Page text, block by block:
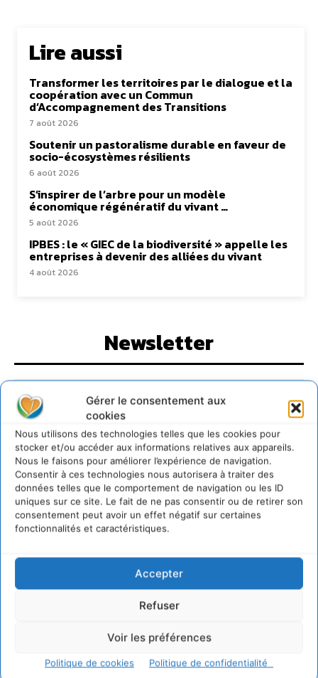
Gérer le consentement aux
cookies
Nous utilisons des technologies telles que les cookies pour
stocker et/ou accéder aux informations relatives aux appareils.
Nous le faisons pour améliorer l’expérience de navigation.
Consentir à ces technologies nous autorisera à traiter des
données telles que le comportement de navigation ou les ID
uniques sur ce site. Le fait de ne pas consentir ou de retirer son
consentement peut avoir un effet négatif sur certaines
fonctionnalités et caractéristiques.
Accepter
Refuser
Voir les préférences
Politique de cookies Politique de confidentialité
Lire aussi
Transformer les territoires par le dialogue et la
coopération avec un Commun
d’Accompagnement des Transitions
7 août 2026
Soutenir un pastoralisme durable en faveur de
socio-écosystèmes résilients
6 août 2026
S’inspirer de l’arbre pour un modèle
économique régénératif du vivant …
5 août 2026
IPBES : le « GIEC de la biodiversité » appelle les
entreprises à devenir des alliées du vivant
4 août 2026
Newsletter
JE M'ABONNE